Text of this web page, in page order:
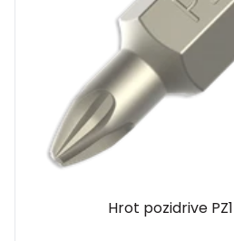
Hrot pozidrive